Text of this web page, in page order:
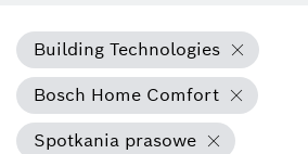
Building Technologies
Bosch Home Comfort
Spotkania prasowe